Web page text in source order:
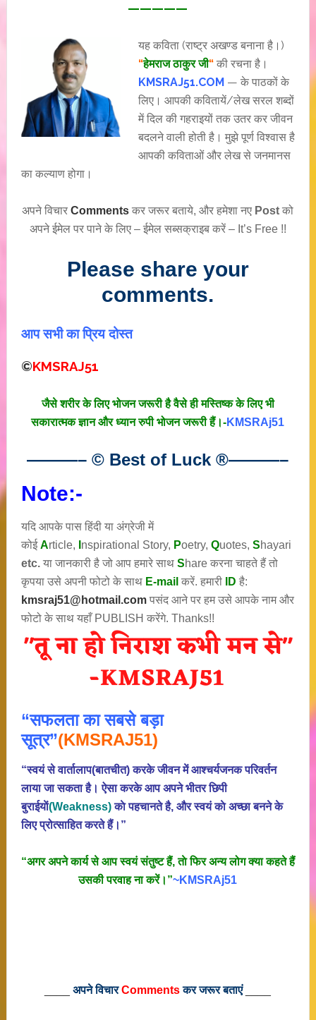
—————
यह कविता (राष्ट्र अखण्ड बनाना है।)
“हेमराज ठाकुर जी“की रचना है।
KMSRAJ51.COM— के पाठकों के
लिए। आपकी कवितायें/लेख सरल शब्दों
में दिल की गहराइयों तक उतर कर जीवन
बदलने वाली होती है। मुझे पूर्ण विश्वास है
आपकी कविताओं और लेख से जनमानस
का कल्याण होगा।
अपने विचारComments कर जरूर बताये, और हमेशा नए Post को
अपने ईमेल पर पाने के लिए – ईमेल सब्सक्राइब करें – It’s Free !!
Please share your
comments.
आप सभी का प्रिय दोस्त
©KMSRAJ51
जैसे शरीर के लिए भोजन जरूरी है वैसे ही मस्तिष्क के लिए भी
सकारात्मक ज्ञान और ध्यान रुपी भोजन जरूरी हैं।-KMSRAj51
———– © Best of Luck®———–
Note:-
यदि आपके पास हिंदी या अंग्रेजी में
कोईArticle, nspirational Story, Poetry, Quotes, Shayari
etc.या जानकारी है जो आप हमारे साथShare करना चाहते हैं तो
कृपया उसे अपनी फोटो के साथ E-mail करें. हमारी ID है:
kmsraj51@hotmail.com पसंद आने पर हम उसे आपके नाम और
फोटो के साथ यहाँ PUBLISH करेंगे. Thanks!!
“सफलता का सबसे बड़ा
सूत्र”(KMSRAJ51)
“स्वयं से वार्तालाप(बातचीत) करके जीवन में आश्चर्यजनक परिवर्तन
लाया जा सकता है। ऐसा करके आप अपने भीतर छिपी
बुराईयाें(Weakness)काे पहचानते है, और स्वयं काे अच्छा बनने के
लिए प्रोत्साहित करते हैं।”
“अगर अपने कार्य से आप स्वयं संतुष्ट हैं, ताे फिर अन्य लोग क्या कहते हैं
उसकी परवाह ना करें।”~KMSRAj51
____अपने विचारCommentsकर जरूर बताएं____